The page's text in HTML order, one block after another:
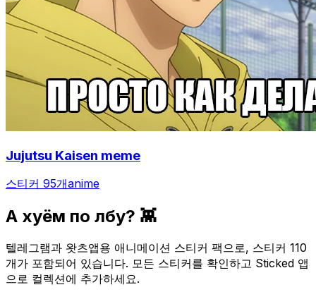
Jujutsu Kaisen meme
스티커 95개anime
А хуём по лбу? 👾
텔레그램과 왓츠앱용 애니메이션 스티커 팩으로, 스티커 110
개가 포함되어 있습니다. 모든 스티커를 확인하고 Sticked 앱
으로 컬렉션에 추가하세요.